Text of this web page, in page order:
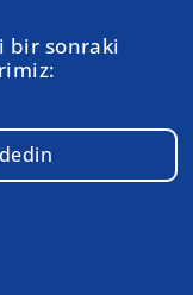
bir sonraki